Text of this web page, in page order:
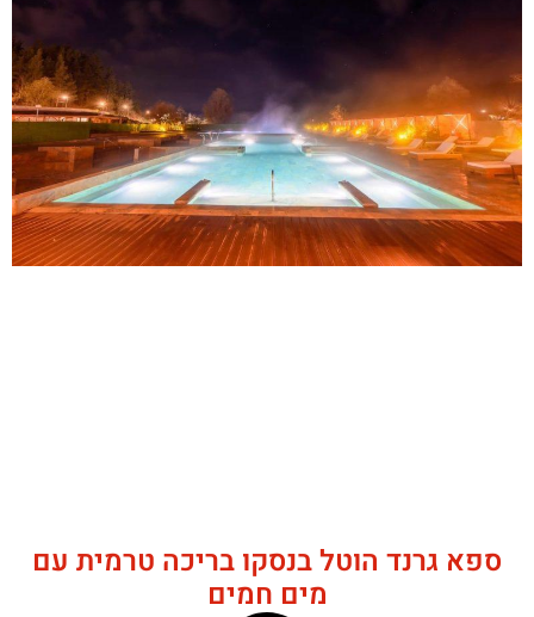
ספא גרנד הוטל בנסקו בריכה טרמית עם
מים חמים